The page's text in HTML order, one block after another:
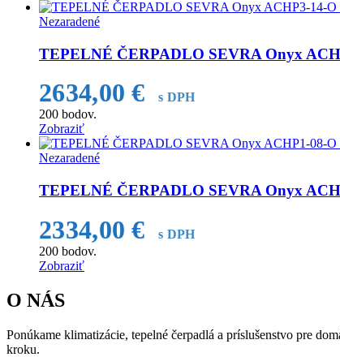
Nezaradené
TEPELNÉ ČERPADLO SEVRA Onyx
2634,00€
s DPH
200 bodov.
Zobraziť
Nezaradené
TEPELNÉ ČERPADLO SEVRA Onyx
2334,00€
s DPH
200 bodov.
Zobraziť
O NÁS
Ponúkame klimatizácie, tepelné čerpadlá a príslušenstvo pre
kroku.